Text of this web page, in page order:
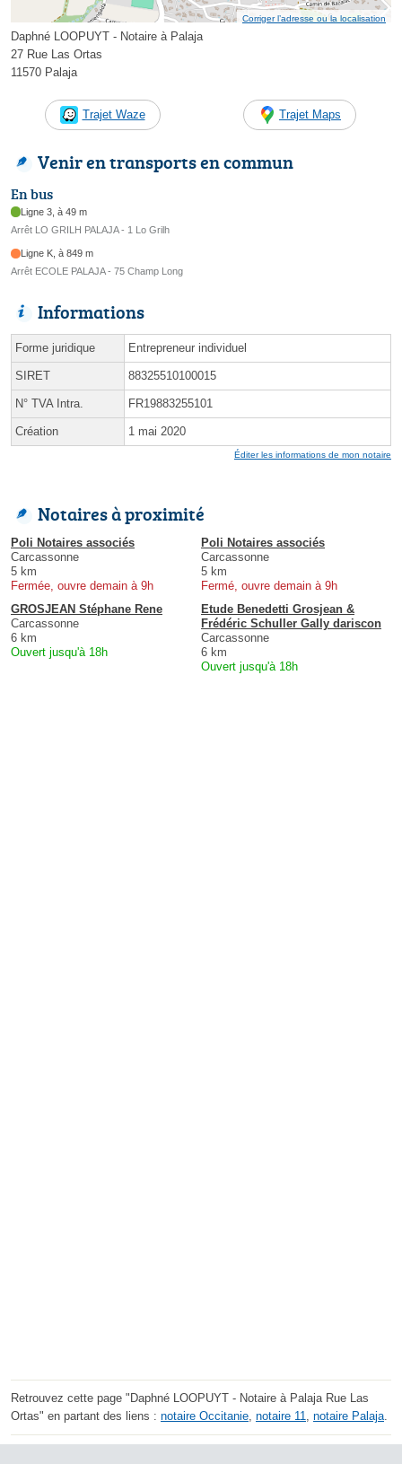
Corriger l’adresse ou la localisation
Daphné LOOPUYT - Notaire à Palaja
27 Rue Las Ortas
11570 Palaja
Trajet Waze Trajet Maps
Venir en transports en commun
En bus
Ligne 3, à 49 m
Arrêt LO GRILH PALAJA - 1 Lo Grilh
Ligne K, à 849 m
Arrêt ECOLE PALAJA - 75 Champ Long
Informations
Forme juridique Entrepreneur individuel
SIRET 88325510100015
N° TVA Intra. FR19883255101
Création 1 mai 2020
Éditer les informations de mon notaire
Notaires à proximité
Poli Notaires associés
Carcassonne
5 km
Fermée, ouvre demain à 9h
Poli Notaires associés
Carcassonne
5 km
Fermé, ouvre demain à 9h
GROSJEAN Stéphane Rene
Carcassonne
6 km
Ouvert jusqu'à 18h
Etude Benedetti Grosjean &
Frédéric Schuller Gally dariscon
Carcassonne
6 km
Ouvert jusqu'à 18h
Retrouvez cette page "Daphné LOOPUYT - Notaire à Palaja Rue Las
Ortas" en partant des liens : notaire Occitanie, notaire 11, notaire Palaja.